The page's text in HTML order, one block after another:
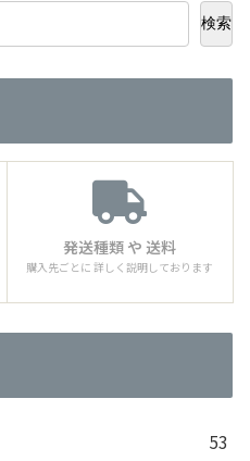
検索
発送種類 や 送料
購入先ごとに 詳しく説明しております
53